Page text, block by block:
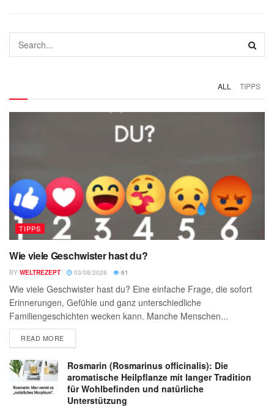
ALL TIPPS
TIPPS
Wie viele Geschwister hast du?
BY WELTREZEPT 03/08/2026 61
Wie viele Geschwister hast du? Eine einfache Frage, die sofort
Erinnerungen, Gefühle und ganz unterschiedliche
Familiengeschichten wecken kann. Manche Menschen...
READ MORE
Rosmarin (Rosmarinus officinalis): Die
aromatische Heilpflanze mit langer Tradition
für Wohlbefinden und natürliche
Unterstützung